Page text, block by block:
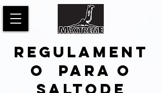
REGULAMENT
O PARA O
SALTODE